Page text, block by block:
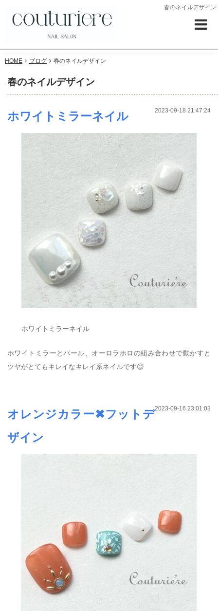
春のネイルデザイン
HOME ブログ 春のネイルデザイン
春のネイルデザイン
2023-09-18 21:47:24
ホワイトミラーネイル
ホワイトミラーネイル
ホワイトミラーとパール、オーロラホロの組み合わせで動かすと
ツヤがとてもキレイなキレイ系ネイルです😊
2023-09-16 23:01:03
オレンジカラー✖︎フットデ
ザイン